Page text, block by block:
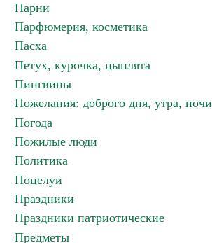
Парни
Парфюмерия, косметика
Пасха
Петух, курочка, цыплята
Пингвины
Пожелания: доброго дня, утра, ночи
Погода
Пожилые люди
Политика
Поцелуи
Праздники
Праздники патриотические
Предметы